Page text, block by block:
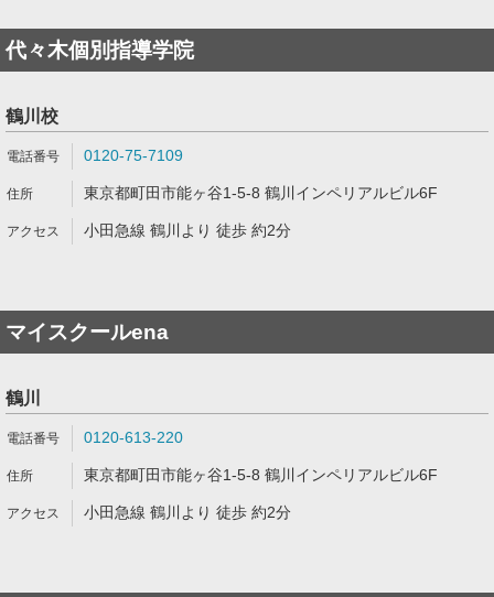
代々木個別指導学院
鶴川校
0120-75-7109
東京都町田市能ヶ谷1-5-8 鶴川インペリアルビル6F
小田急線 鶴川より 徒歩 約2分
マイスクールena
鶴川
0120-613-220
東京都町田市能ヶ谷1-5-8 鶴川インペリアルビル6F
小田急線 鶴川より 徒歩 約2分